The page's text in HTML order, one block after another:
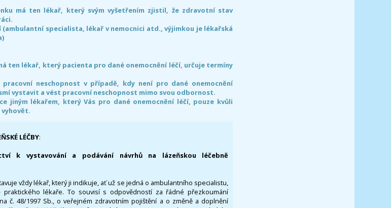
má ten lékař, který svým vyšetřením zjistil, že zdravotní stav
specialista, lékař v nemocnici atd., výjimkou je lékařská
ten lékař, který pacienta pro dané onemocnění léčí, určuje termíny
neschopnost v případě, kdy není pro dané onemocnění
vystavit a vést pracovní neschopnost mimo svou odbornost.
jiným lékařem, který Vás pro dané onemocnění léčí, pouze kvůli
vyhovět.
LÉČBY:
k vystavování a podávání návrhů na lázeňskou léčebně
vždy lékař, který ji indikuje, ať už se jedná o ambulantního specialistu,
lékaře. To souvisí s odpovědností za řádné přezkoumání
č. 48/1997 Sb., o veřejném zdravotním pojištění a o změně a doplnění